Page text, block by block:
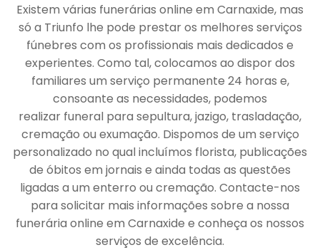
Existem várias funerárias online em Carnaxide, mas
só a Triunfo lhe pode prestar os melhores serviços
fúnebres com os profissionais mais dedicados e
experientes. Como tal, colocamos ao dispor dos
familiares um serviço permanente 24 horas e,
consoante as necessidades, podemos
realizar funeral para sepultura, jazigo, trasladação,
cremação ou exumação. Dispomos de um serviço
personalizado no qual incluímos florista, publicações
de óbitos em jornais e ainda todas as questões
ligadas a um enterro ou cremação. Contacte-nos
para solicitar mais informações sobre a nossa
funerária online em Carnaxide e conheça os nossos
serviços de excelência.